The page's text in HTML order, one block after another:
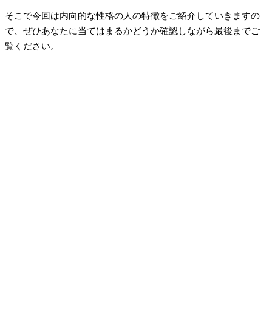
そこで今回は内向的な性格の人の特徴をご紹介していきますの
で、ぜひあなたに当てはまるかどうか確認しながら最後までご
覧ください。